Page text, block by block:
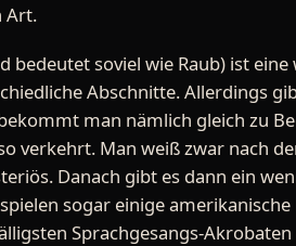
Art.
bedeutet soviel wie Raub) ist
Abschnitte. Allerdings
man nämlich gleich zu
verkehrt. Man weiß zwar nach
Danach gibt es dann ein
sogar einige
Sprachgesangs-Akrobaten